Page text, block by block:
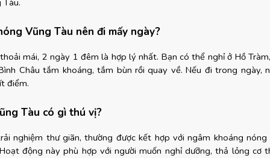
Vũng Tàu nên đi mấy ngày?
mái, 2 ngày 1 đêm là hợp lý nhất. Bạn có thể nghỉ ở Hồ
Châu tắm khoáng, tắm bùn rồi quay về. Nếu đi trong ngày,
điểm.
Tàu có gì thú vị?
nghiệm thư giãn, thường được kết hợp với ngâm khoáng nóng
động này phù hợp với người muốn nghỉ dưỡng, thả lỏng cơ